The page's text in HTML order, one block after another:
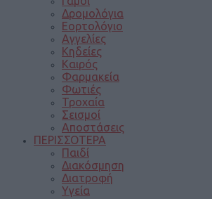
Δρομολόγια
Εορτολόγιο
Αγγελίες
Κηδείες
Καιρός
Φαρμακεία
Φωτιές
Τροχαία
Σεισμοί
Αποστάσεις
ΠΕΡΙΣΣΟΤΕΡΑ
Παιδί
Διακόσμηση
Διατροφή
Υγεία